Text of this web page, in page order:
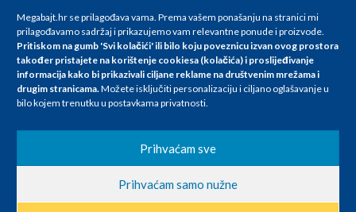
Megabajt.hr se prilagođava vama. Prema vašem ponašanju na stranici mi
prilagođavamo sadržaj i prikazujemo vam relevantne ponude i proizvode.
Pritiskom na gumb 'Svi kolačići' ili bilo koju poveznicu izvan ovog prostora
također pristajete na korištenje cookiesa (kolačića) i proslijeđivanje
informacija kako bi prikazivali ciljane reklame na društvenim mrežama i
drugim stranicama.Možete isključiti personalizaciju i ciljano oglašavanje u
bilo kojem trenutku u postavkama privatnosti.
Prihvaćam sve
Prihvaćam samo nužne
Za artikle kojih trenutno nema u ponudi obratite nam se na
info@megabajt.hr. Sve cijene su informativnog karaktera i podložne su
promjenama, a
iskazane su za avansno plaćanje(gotovina) u Eurima i uključuju PDV. Sve
se razlikovati od cijena u našim poslovnicama. Trudimo se dati što bolji
i točniji opis i sliku. Unatoč tome, ne možemo garantirati da su svi
nastale u opisu proizvoda, greške prilikom štampanja te promjene
cijena.